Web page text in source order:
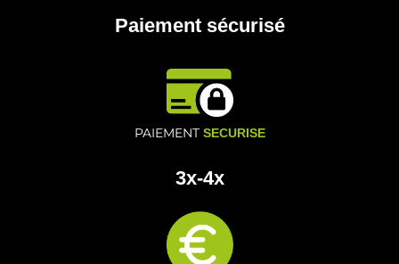
Paiement sécurisé
PAIEMENT SECURISE
3x-4x